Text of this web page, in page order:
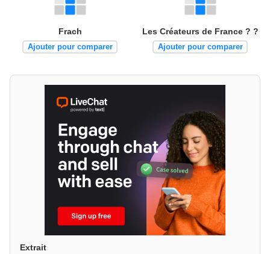
Frach
Ajouter pour comparer
Les Créateurs de France ? ?
Ajouter pour comparer
Extrait